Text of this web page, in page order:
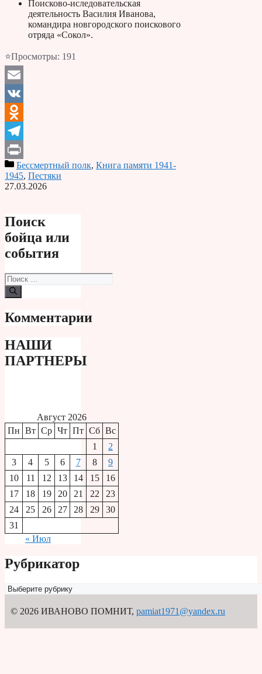
Поисково-иследовательская
деятельность Василия Иванова,
командира новгородского поискового
отряда «Сокол».
⭐Просмотры: 191
Email
VK
Odnoklassniki
Telegram
PrintБессмертный полк, Книга памяти 1941-
1945, Пестяки
27.03.2026
Поиск
бойца или
события
Поиск:
Комментарии
НАШИ
ПАРТНЕРЫ
Август 2026
Пн Вт Ср Чт Пт Сб Вс
1
2
3
4 5 6 7 8
9
10
11 12 13 14 15
16
17
18 19 20 21 22
23
24
25 26 27 28 29
30
31
« Июл
Рубрикатор
Рубрикатор
© 2026 ИВАНОВО ПОМНИТ, pamiat1971@yandex.ru